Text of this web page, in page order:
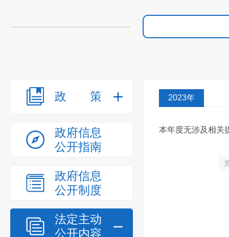
政策
政府信息
公开指南
政府信息
公开制度
法定主动
公开内容
2023年
本年度无涉及相关